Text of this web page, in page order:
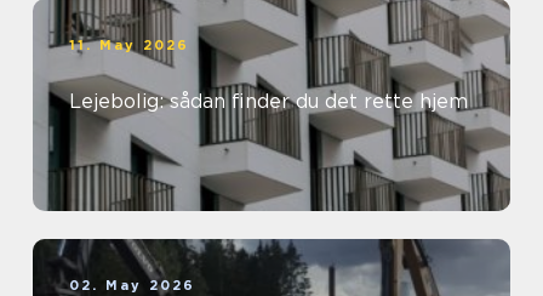
11. May 2026
Lejebolig: sådan finder du det rette hjem
02. May 2026